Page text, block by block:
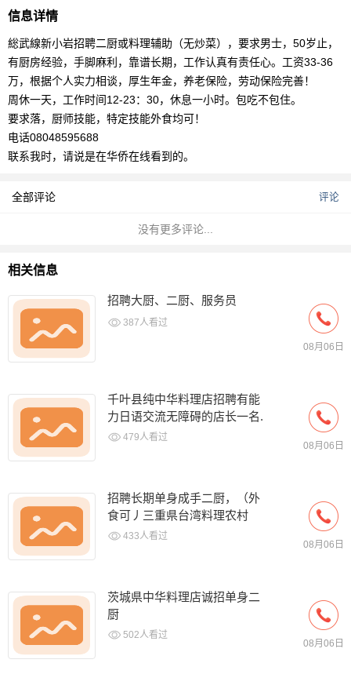
信息详情
総武線新小岩招聘二厨或料理辅助（无炒菜），要求男士，50岁止，
有厨房经验，手脚麻利，靠谱长期，工作认真有责任心。工资33-36
万，根据个人实力相谈，厚生年金，养老保险，劳动保险完善！
周休一天，工作时间12-23：30，休息一小时。包吃不包住。
要求落，厨师技能，特定技能外食均可！
电话08048595688
联系我时，请说是在华侨在线看到的。
全部评论 评论
没有更多评论...
相关信息
招聘大厨、二厨、服务员
387人看过
08月06日
千叶县纯中华料理店招聘有能
力日语交流无障碍的店长一名.
包吃住.给落.工资高给
479人看过
08月06日
招聘长期单身成手二厨，（外
食可丿三重県台湾料理农村
店，十点下班，每周店休，工
433人看过
08月06日
茨城県中华料理店诚招单身二
厨
502人看过
08月06日